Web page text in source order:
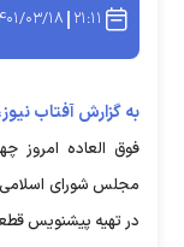
۲۱:۱۱ ۱۴۰۱/۰۳/
به گزارش آفتاب
فوق العاده امروز
مجلس شورای اسلامی
در تهیه پیشنویس